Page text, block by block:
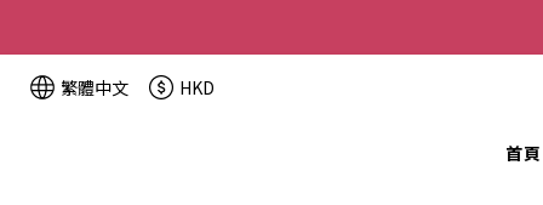
繁體中文 HKD
首頁